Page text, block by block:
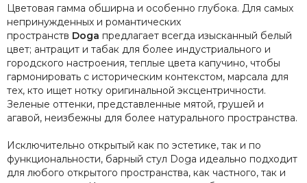
Цветовая гамма обширна и особенно глубока. Для самых
непринужденных и романтических
пространств Doga предлагает всегда изысканный белый
цвет; антрацит и табак для более индустриального и
городского настроения, теплые цвета капучино, чтобы
гармонировать с историческим контекстом, марсала для
тех, кто ищет нотку оригинальной эксцентричности.
Зеленые оттенки, представленные мятой, грушей и
агавой, неизбежны для более натурального пространства.
Исключительно открытый как по эстетике, так и по
функциональности, барный стул Doga идеально подходит
для любого открытого пространства, как частного, так и